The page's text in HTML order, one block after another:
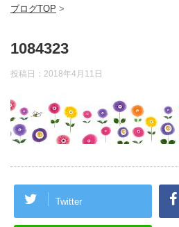
ブログTOP >
1084323
投稿日： 2018年4月11日
Twitter